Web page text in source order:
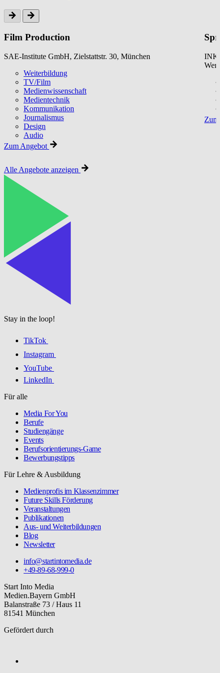
Film Production
SAE-Institute GmbH, Zielstattstr. 30, München
Weiterbildung
TV/Film
Medienwissenschaft
Medientechnik
Kommunikation
Journalismus
Design
Audio
Zum Angebot
Alle Angebote anzeigen
Stay in the loop!
TikTok
Instagram
YouTube
LinkedIn
Für alle
Media For You
Berufe
Studiengänge
Events
Berufsorientierungs-Game
Bewerbungstipps
Für Lehre & Ausbildung
Medienprofis im Klassenzimmer
Future Skills Förderung
Veranstaltungen
Publikationen
Aus- und Weiterbildungen
Blog
Newsletter
info@startintomedia.de
+49-89-68-999-0
Start Into Media
Medien.Bayern GmbH
Balanstraße 73 / Haus 11
81541 München
Gefördert durch